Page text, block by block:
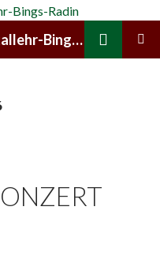
Vereinigte Harmoniemusik Stallehr-Bings-Radin